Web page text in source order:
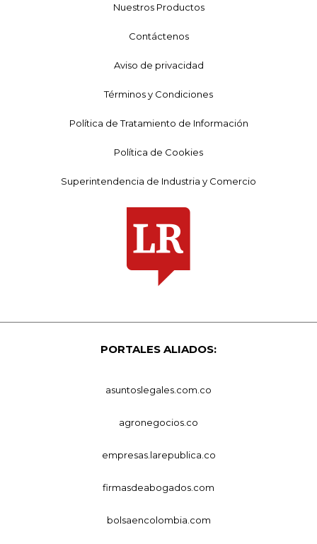
Nuestros Productos
Contáctenos
Aviso de privacidad
Términos y Condiciones
Política de Tratamiento de Información
Política de Cookies
Superintendencia de Industria y Comercio
PORTALES ALIADOS:
asuntoslegales.com.co
agronegocios.co
empresas.larepublica.co
firmasdeabogados.com
bolsaencolombia.com